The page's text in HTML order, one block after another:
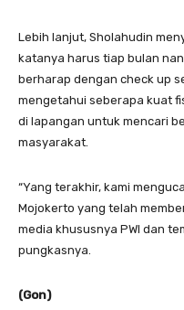
Lebih lanjut, Sholahudin
katanya harus tiap bulan
berharap dengan check up
mengetahui seberapa kuat
di lapangan untuk mencari
masyarakat.
“Yang terakhir, kami
Mojokerto yang telah
media khususnya PWI dan
pungkasnya.
(Gon)